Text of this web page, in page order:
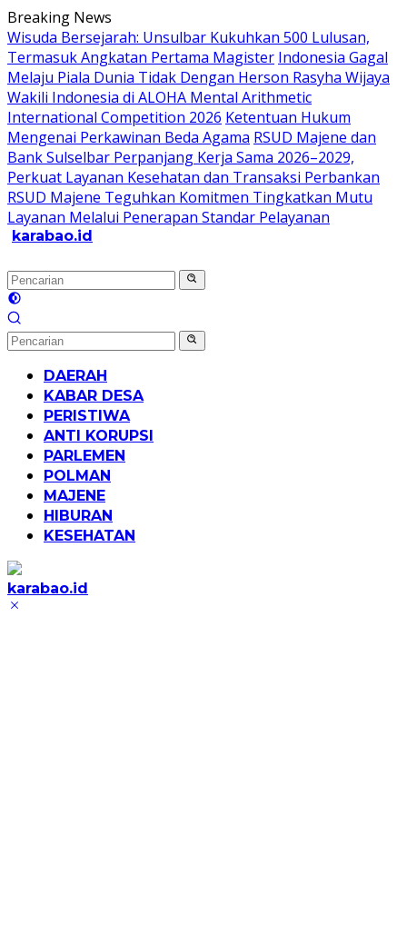
Langsung
ke
konten
Breaking News
Wisuda Bersejarah: Unsulbar Kukuhkan 500 Lulusan,
Termasuk Angkatan Pertama Magister Indonesia Gagal
Melaju Piala Dunia Tidak Dengan Herson Rasyha Wijaya
Wakili Indonesia di ALOHA Mental Arithmetic
International Competition 2026 Ketentuan Hukum
Mengenai Perkawinan Beda Agama RSUD Majene dan
Bank Sulselbar Perpanjang Kerja Sama 2026–2029,
Perkuat Layanan Kesehatan dan Transaksi Perbankan
RSUD Majene Teguhkan Komitmen Tingkatkan Mutu
Layanan Melalui Penerapan Standar Pelayanan
karabao.id
dan
Tajam
DAERAH
KABAR DESA
PERISTIWA
ANTI KORUPSI
PARLEMEN
POLMAN
MAJENE
HIBURAN
KESEHATAN
karabao.id
Tegas